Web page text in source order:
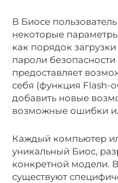
В Биосе
некоторые
как порядок
пароли
предоставляет
себя (функция Flash-
добавить новые
возможные ошибки
Каждый компьютер
уникальный Биос,
конкретной модели. В
существуют